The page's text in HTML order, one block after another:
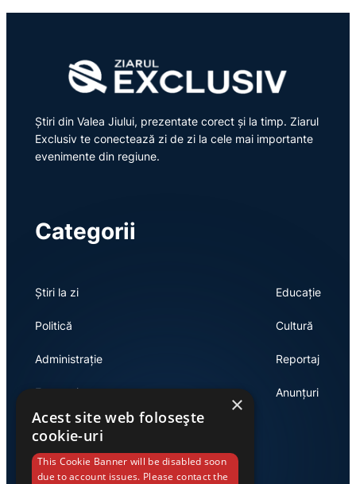
Știri din Valea Jiului, prezentate corect și la timp. Ziarul
Exclusiv te conectează zi de zi la cele mai importante
evenimente din regiune.
Categorii
Știri la zi
Politică
Administrație
Economie
Educație
Cultură
Reportaj
Anunțuri
Link-uri utile
×
Acest site web folosește
cookie-uri
This Cookie Banner will be disabled soon
due to account issues. Please contact the